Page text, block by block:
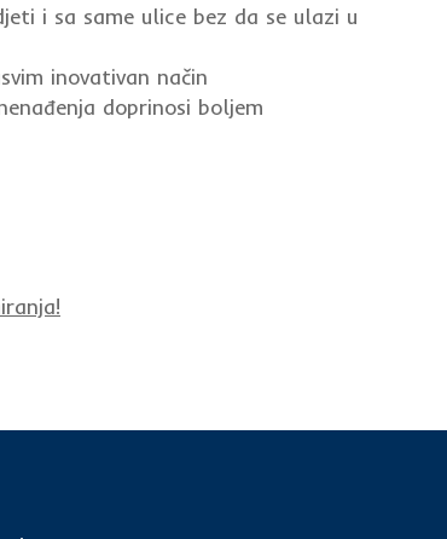
i sa same ulice bez da se ulazi u
inovativan način
doprinosi boljem